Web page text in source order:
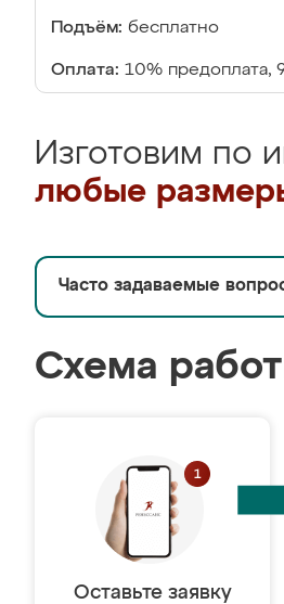
Подъём: бесплатно
Оплата: 10% предоплата,
Изготовим по
любые
Часто задаваемые
Схема
Оставьте заявку